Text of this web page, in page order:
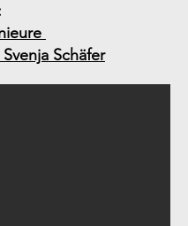
Schäfer